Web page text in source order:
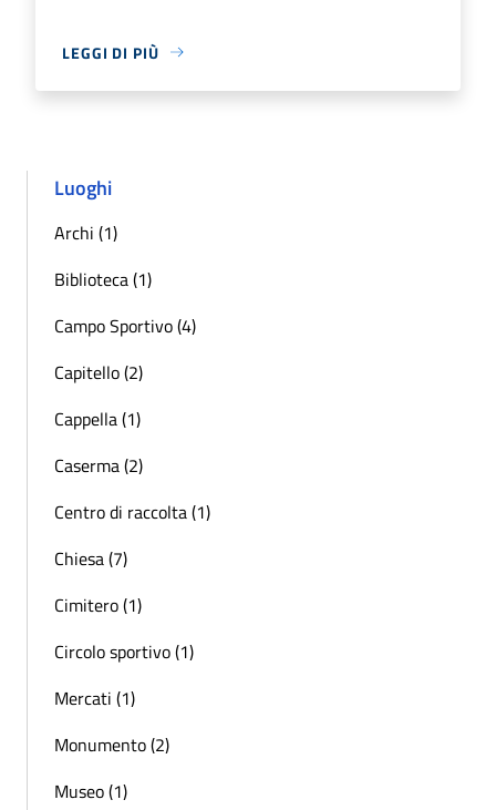
LEGGI DI PIÙ
Luoghi
Archi (1)
Biblioteca (1)
Campo Sportivo (4)
Capitello (2)
Cappella (1)
Caserma (2)
Centro di raccolta (1)
Chiesa (7)
Cimitero (1)
Circolo sportivo (1)
Mercati (1)
Monumento (2)
Museo (1)